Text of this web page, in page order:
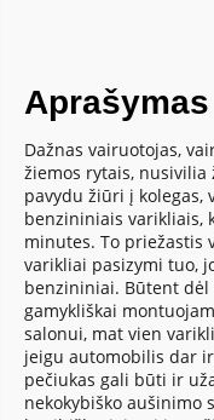
Aprašymas
Dažnas vairuotojas,
žiemos rytais,
pavydu žiūri į
benzininiais varikliais,
minutes. To priežastis
varikliai pasizymi tuo,
benzininiai. Būtent
gamykliškai
salonui, mat vien
jeigu automobilis dar
pečiukas gali būti ir
nekokybiško aušinimo